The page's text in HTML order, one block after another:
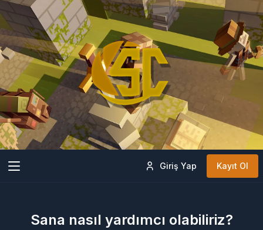
Giriş Yap Kayıt Ol
Sana nasıl yardımcı olabiliriz?